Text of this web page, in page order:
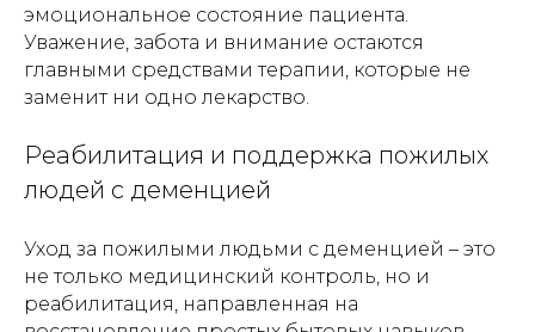
эмоциональное состояние пациента.
Уважение, забота и внимание остаются
главными средствами терапии, которые не
заменит ни одно лекарство.
Реабилитация и поддержка пожилых
людей с деменцией
Уход за пожилыми людьми с деменцией – это
не только медицинский контроль, но и
реабилитация, направленная на